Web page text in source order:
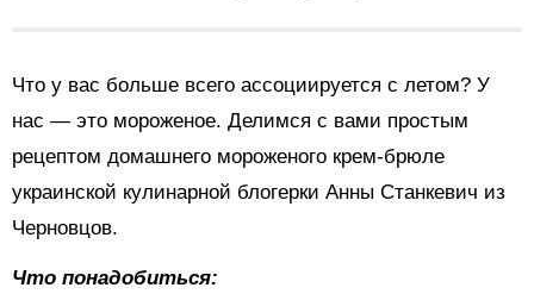
Что у вас больше всего ассоциируется с летом? У
нас — это мороженое. Делимся с вами простым
рецептом домашнего мороженого крем-брюле
украинской кулинарной блогерки Анны Станкевич из
Черновцов.
Что понадобиться: